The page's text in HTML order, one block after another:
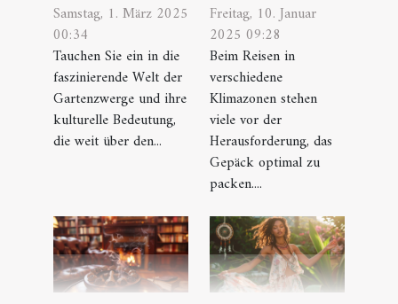
Samstag, 1. März 2025
00:34
Tauchen Sie ein in die
faszinierende Welt der
Gartenzwerge und ihre
kulturelle Bedeutung,
die weit über den...
Freitag, 10. Januar
2025 09:28
Beim Reisen in
verschiedene
Klimazonen stehen
viele vor der
Herausforderung, das
Gepäck optimal zu
packen....